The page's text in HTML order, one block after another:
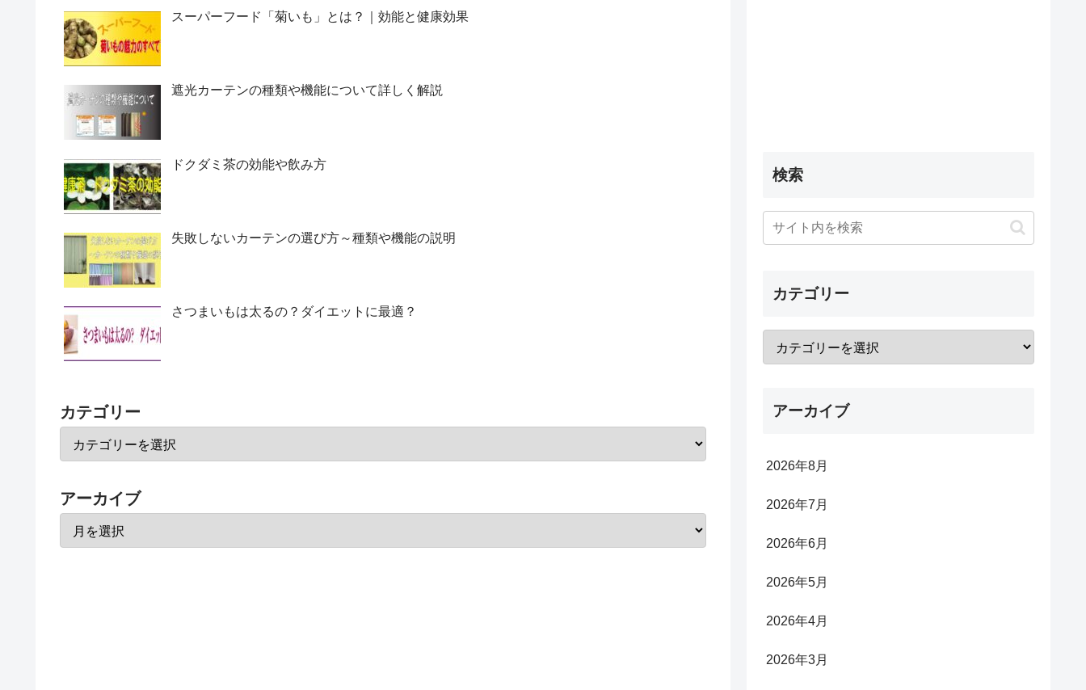
スーパーフード「菊いも」とは？｜効能と健康効果
遮光カーテンの種類や機能について詳しく解説
ドクダミ茶の効能や飲み方
失敗しないカーテンの選び方～種類や機能の説明
さつまいもは太るの？ダイエットに最適？
カテゴリー
アーカイブ
検索
カテゴリー
アーカイブ
2026年8月
2026年7月
2026年6月
2026年5月
2026年4月
2026年3月